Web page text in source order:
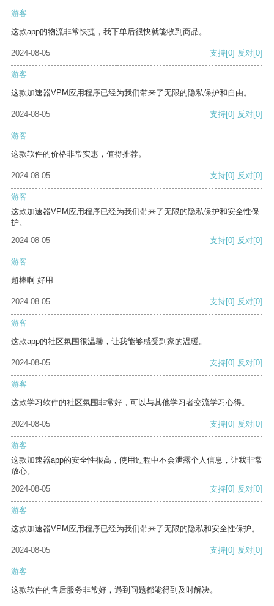
游客
这款app的物流非常快捷，我下单后很快就能收到商品。
2024-08-05 支持[0] 反对[0]
游客
这款加速器VPM应用程序已经为我们带来了无限的隐私保护和自由。
2024-08-05 支持[0] 反对[0]
游客
这款软件的价格非常实惠，值得推荐。
2024-08-05 支持[0] 反对[0]
游客
这款加速器VPM应用程序已经为我们带来了无限的隐私保护和安全性保
护。
2024-08-05
支持[0] 反对[0]
游客
超棒啊 好用
2024-08-05 支持[0] 反对[0]
游客
这款app的社区氛围很温馨，让我能够感受到家的温暖。
2024-08-05 支持[0] 反对[0]
游客
这款学习软件的社区氛围非常好，可以与其他学习者交流学习心得。
2024-08-05 支持[0] 反对[0]
游客
这款加速器app的安全性很高，使用过程中不会泄露个人信息，让我非常
放心。
2024-08-05
支持[0] 反对[0]
游客
这款加速器VPM应用程序已经为我们带来了无限的隐私和安全性保护。
2024-08-05 支持[0] 反对[0]
游客
这款软件的售后服务非常好，遇到问题都能得到及时解决。